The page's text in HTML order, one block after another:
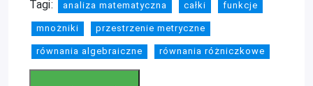
Tagi: analiza matematyczna całki funkcje
mnożniki przestrzenie metryczne
równania algebraiczne równania różniczkowe